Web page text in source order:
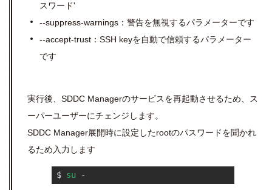
スワード'
--suppress-warnings：警告を無視するパラメーターです
--accept-trust：SSH keyを自動で信頼するパラメーター
です
実行後、SDDC Managerのサービスを再起動させるため、ス
ーパーユーザーにチェンジします。
SDDC Manager展開時に設定したrootのパスワードを聞かれ
るため入力します
$ su -